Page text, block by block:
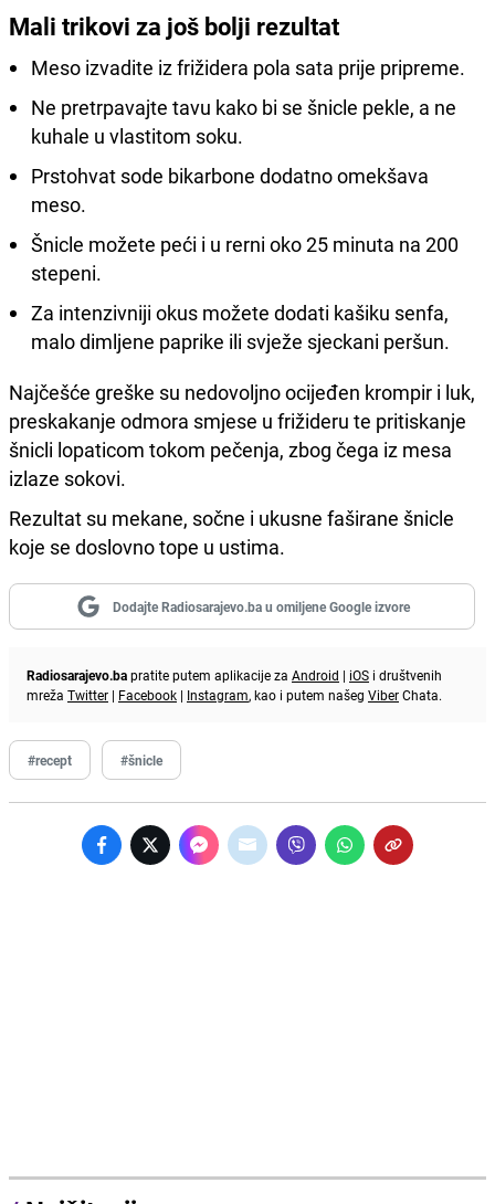
Mali trikovi za još bolji rezultat
Meso izvadite iz frižidera pola sata prije pripreme.
Ne pretrpavajte tavu kako bi se šnicle pekle, a ne
kuhale u vlastitom soku.
Prstohvat sode bikarbone dodatno omekšava
meso.
Šnicle možete peći i u rerni oko 25 minuta na 200
stepeni.
Za intenzivniji okus možete dodati kašiku senfa,
malo dimljene paprike ili svježe sjeckani peršun.
Najčešće greške su nedovoljno ocijeđen krompir i luk,
preskakanje odmora smjese u frižideru te pritiskanje
šnicli lopaticom tokom pečenja, zbog čega iz mesa
izlaze sokovi.
Rezultat su mekane, sočne i ukusne faširane šnicle
koje se doslovno tope u ustima.
Dodajte Radiosarajevo.ba u omiljene Google izvore
Radiosarajevo.bapratite putem aplikacije za Android | iOS i društvenih
mreža Twitter | Facebook | Instagram, kao i putem našeg ViberChata.
#recept #šnicle